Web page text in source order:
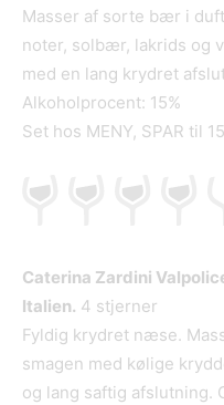
Masser af sorte bær i
noter, solbær, lakrids og
med en lang krydret
Alkoholprocent: 15%
Set hos MENY, SPAR til
Caterina Zardini
Italien. 4 stjerner
Fyldig krydret næse.
smagen med kølige
og lang saftig afslutning.